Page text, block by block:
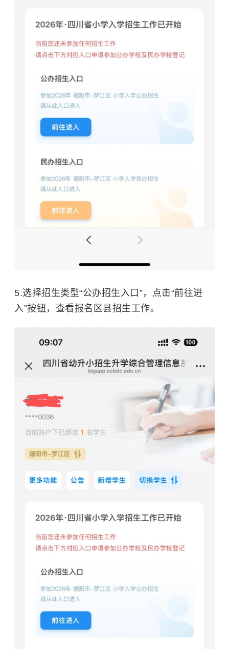
5.选择招生类型“公办招生入口”，点击“前往进
入”按钮，查看报名区县招生工作。